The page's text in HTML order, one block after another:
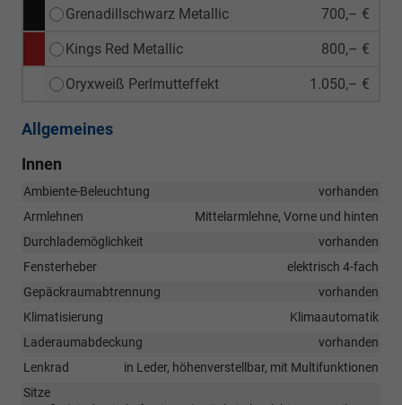
Grenadillschwarz Metallic 700,– €
Kings Red Metallic 800,– €
Oryxweiß Perlmutteffekt 1.050,– €
Allgemeines
Innen
Ambiente-Beleuchtung
vorhanden
Armlehnen
Mittelarmlehne, Vorne und hinten
Durchlademöglichkeit
vorhanden
Fensterheber
elektrisch 4-fach
Gepäckraumabtrennung
vorhanden
Klimatisierung
Klimaautomatik
Laderaumabdeckung
vorhanden
Lenkrad
in Leder, höhenverstellbar, mit Multifunktionen
Sitze